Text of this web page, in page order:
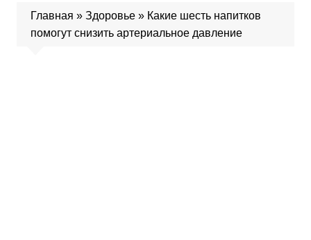
Главная » Здоровье» Какие шесть напитков
помогут снизить артериальное давление